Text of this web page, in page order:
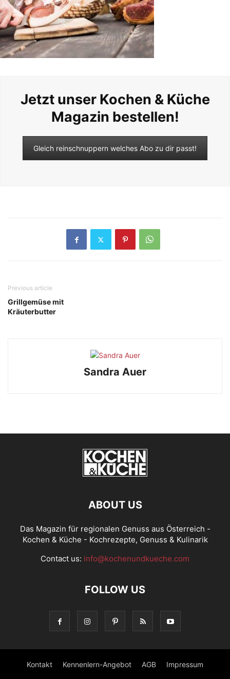
Jetzt unser Kochen & Küche
Magazin bestellen!
Gleich reinschnuppern welches Abo zu dir passt!
Previous article
Grillgemüse mit
Kräuterbutter
Sandra Auer
ABOUT US
Das Magazin für regionalen Genuss aus Österreich -
Kochen & Küche - Kochrezepte, Genuss & Kulinarik
Contact us: info@kochenundkueche.com
FOLLOW US
Kontakt Kennenlern-Angebot AGB Impressum